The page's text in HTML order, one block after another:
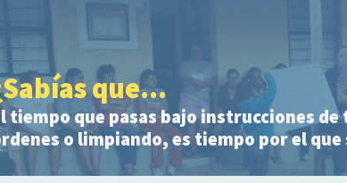
que...
tiempo que pasas bajo instrucciones
o limpiando, es tiempo por el que